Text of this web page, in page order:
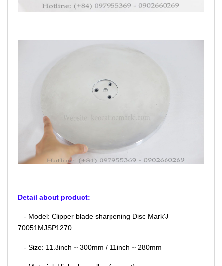
Detail about product:
- Model: Clipper blade sharpening Disc Mark'J
70051MJSP1270
- Size: 11.8inch ~ 300mm / 11inch ~ 280mm